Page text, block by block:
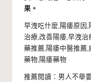
果。
早洩吃什麼,陽痿原因
治療,改善陽痿,早洩
藥推薦,陽痿中醫推薦
藥物,陽痿藥物
推薦閱讀： 男人不舉